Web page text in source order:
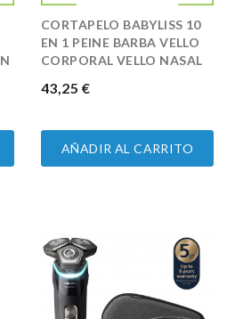
CORTAPELO BABYLISS 10
EN 1 PEINE BARBA VELLO
CORPORAL VELLO NASAL
PRECIO
43,25 €
AÑADIR AL CARRITO